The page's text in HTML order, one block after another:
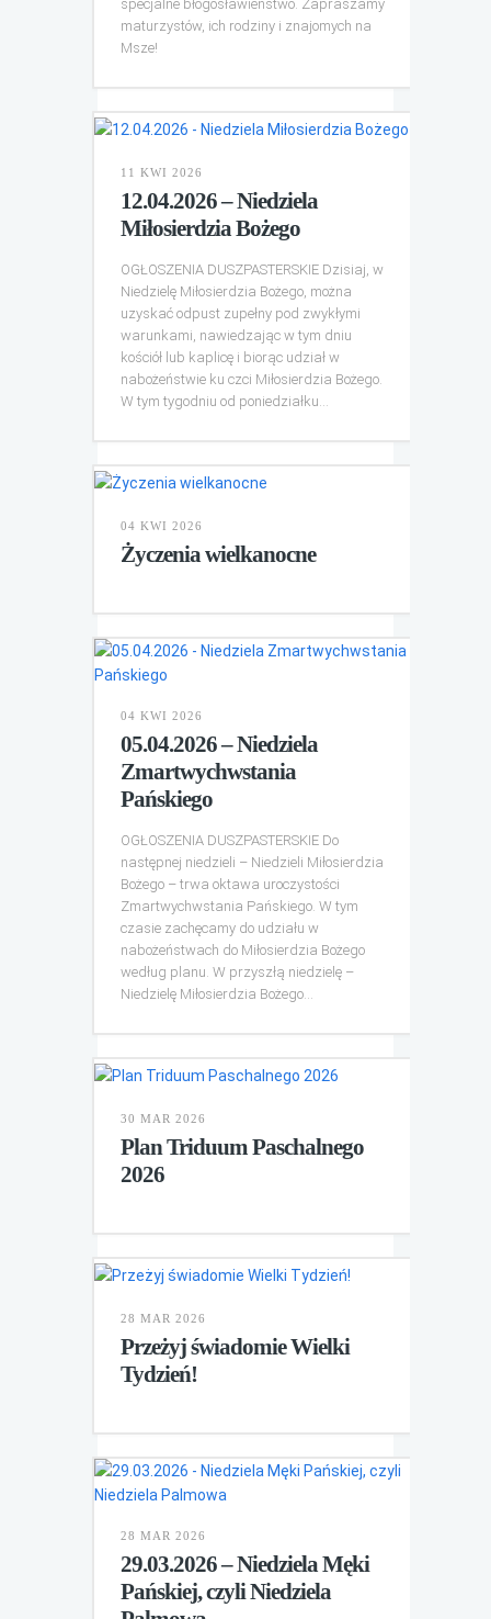
specjalne błogosławieństwo. Zapraszamy
maturzystów, ich rodziny i znajomych na
Msze!
11 KWI 2026
12.04.2026 – Niedziela
Miłosierdzia Bożego
OGŁOSZENIA DUSZPASTERSKIE Dzisiaj, w
Niedzielę Miłosierdzia Bożego, można
uzyskać odpust zupełny pod zwykłymi
warunkami, nawiedzając w tym dniu
kościół lub kaplicę i biorąc udział w
nabożeństwie ku czci Miłosierdzia Bożego.
W tym tygodniu od poniedziałku...
04 KWI 2026
Życzenia wielkanocne
04 KWI 2026
05.04.2026 – Niedziela
Zmartwychwstania
Pańskiego
OGŁOSZENIA DUSZPASTERSKIE Do
następnej niedzieli – Niedzieli Miłosierdzia
Bożego – trwa oktawa uroczystości
Zmartwychwstania Pańskiego. W tym
czasie zachęcamy do udziału w
nabożeństwach do Miłosierdzia Bożego
według planu. W przyszłą niedzielę –
Niedzielę Miłosierdzia Bożego...
30 MAR 2026
Plan Triduum Paschalnego
2026
28 MAR 2026
Przeżyj świadomie Wielki
Tydzień!
28 MAR 2026
29.03.2026 – Niedziela Męki
Pańskiej, czyli Niedziela